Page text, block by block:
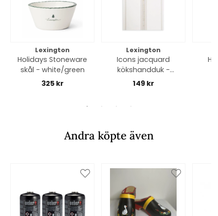
Lexington
Holidays Stoneware
skål - white/green
325 kr
Lexington
Icons jacquard
kökshandduk -
white/beige
149 kr
Andra köpte även